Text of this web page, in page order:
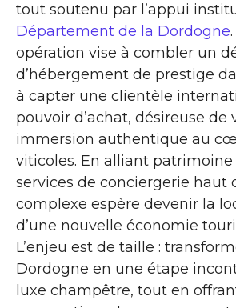
tout soutenu par l’appui
Département de la Dordogne
opération vise à combler un
d’hébergement de prestige
à capter une clientèle
pouvoir d’achat, désireuse de
immersion authentique au
viticoles. En alliant
services de conciergerie haut
complexe espère devenir la
d’une nouvelle économie
L’enjeu est de taille :
Dordogne en une étape
luxe champêtre, tout en